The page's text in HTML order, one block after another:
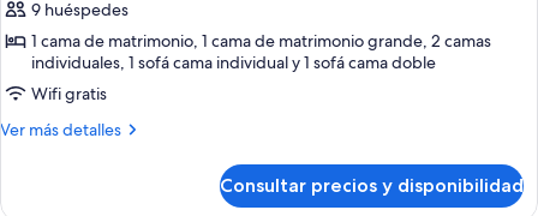
9 huéspedes
1 cama de matrimonio, 1 cama de matrimonio grande, 2 camas
individuales, 1 sofá cama individual y 1 sofá cama doble
Wifi gratis
Ver más detalles
Más
Consultar precios y disponibilidad